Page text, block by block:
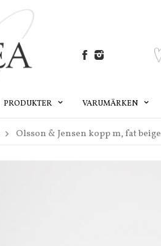
PRODUKTER VARUMÄRKEN
Olsson & Jensen kopp m, fat beige